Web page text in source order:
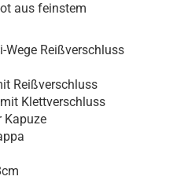
aus feinstem
Reißverschluss
Reißverschluss
Klettverschluss
Kapuze